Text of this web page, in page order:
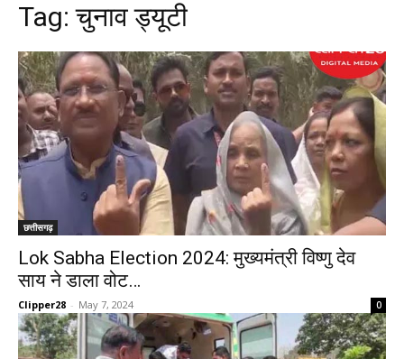
Tag:चुनाव ड्यूटी
छत्तीसगढ़
Lok Sabha Election 2024: मुख्यमंत्री विष्णु देव
साय ने डाला वोट…
Clipper28 - May 7, 2024 0